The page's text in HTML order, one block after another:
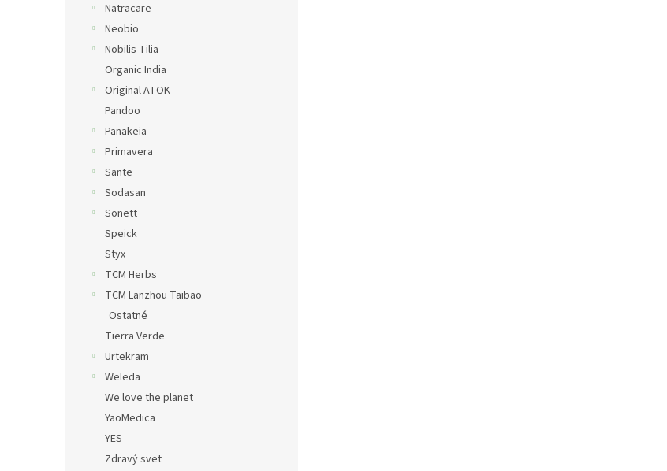
Natracare
Neobio
Nobilis Tilia
Organic India
Original ATOK
Pandoo
Panakeia
Primavera
Sante
Sodasan
Sonett
Speick
Styx
TCM Herbs
TCM Lanzhou Taibao
Ostatné
Tierra Verde
Urtekram
Weleda
We love the planet
YaoMedica
YES
Zdravý svet